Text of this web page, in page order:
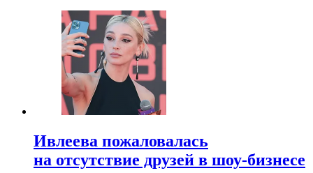
Ивлеева пожаловалась
на отсутствие друзей в шоу-бизнесе